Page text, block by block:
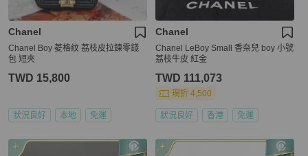
Chanel
Chanel Boy 菱格紋 荔枝皮拉鍊零錢
包 短夾
TWD 15,800
狀況良好 本地 免運
Chanel
Chanel LeBoy Small 香奈兒 boy 小號
荔枝牛皮 紅金
TWD 111,073
現折 4,500
狀況良好 香港 免運